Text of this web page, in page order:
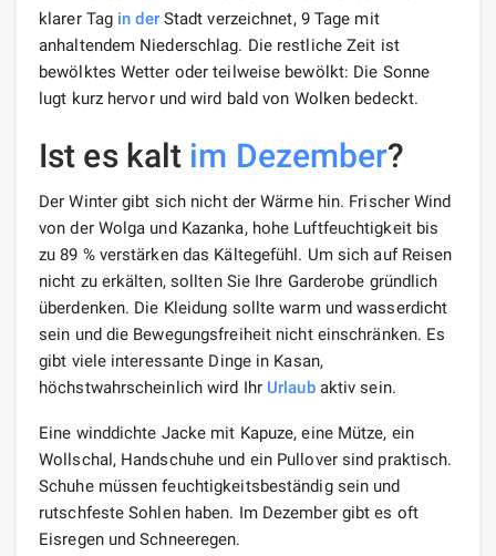
klarer Tag in derStadt verzeichnet, 9 Tage mit
anhaltendem Niederschlag. Die restliche Zeit ist
bewölktes Wetter oder teilweise bewölkt: Die Sonne
lugt kurz hervor und wird bald von Wolken bedeckt.
Ist es kalt im Dezember?
Der Winter gibt sich nicht der Wärme hin. Frischer Wind
von der Wolga und Kazanka, hohe Luftfeuchtigkeit bis
zu 89 % verstärken das Kältegefühl. Um sich auf Reisen
nicht zu erkälten, sollten Sie Ihre Garderobe gründlich
überdenken. Die Kleidung sollte warm und wasserdicht
sein und die Bewegungsfreiheit nicht einschränken. Es
gibt viele interessante Dinge in Kasan,
höchstwahrscheinlich wird Ihr Urlaubaktiv sein.
Eine winddichte Jacke mit Kapuze, eine Mütze, ein
Wollschal, Handschuhe und ein Pullover sind praktisch.
Schuhe müssen feuchtigkeitsbeständig sein und
rutschfeste Sohlen haben. Im Dezember gibt es oft
Eisregen und Schneeregen.